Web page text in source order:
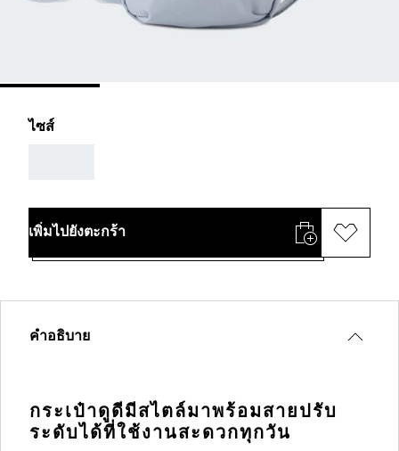
ไซส์
เพิ่มไปยังตะกร้า
คำอธิบาย
กระเป๋าดูดีมีสไตล์มาพร้อมสายปรับ
ระดับได้ที่ใช้งานสะดวกทุกวัน